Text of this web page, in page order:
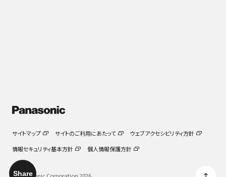
Share
サイトマップ サイトのご利用にあたって
ウェブアクセシビリティ方針
情報セキュリティ基本方針
個人情報保護方針
© Panasonic Corporation 2026